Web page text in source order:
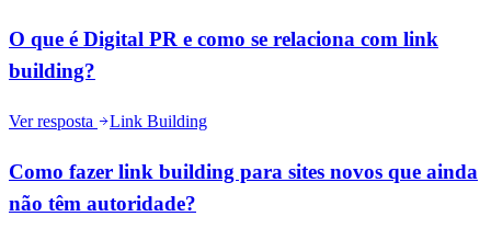
O que é Digital PR e como se relaciona com link
building?
Ver resposta Link Building
Como fazer link building para sites novos que ainda
não têm autoridade?